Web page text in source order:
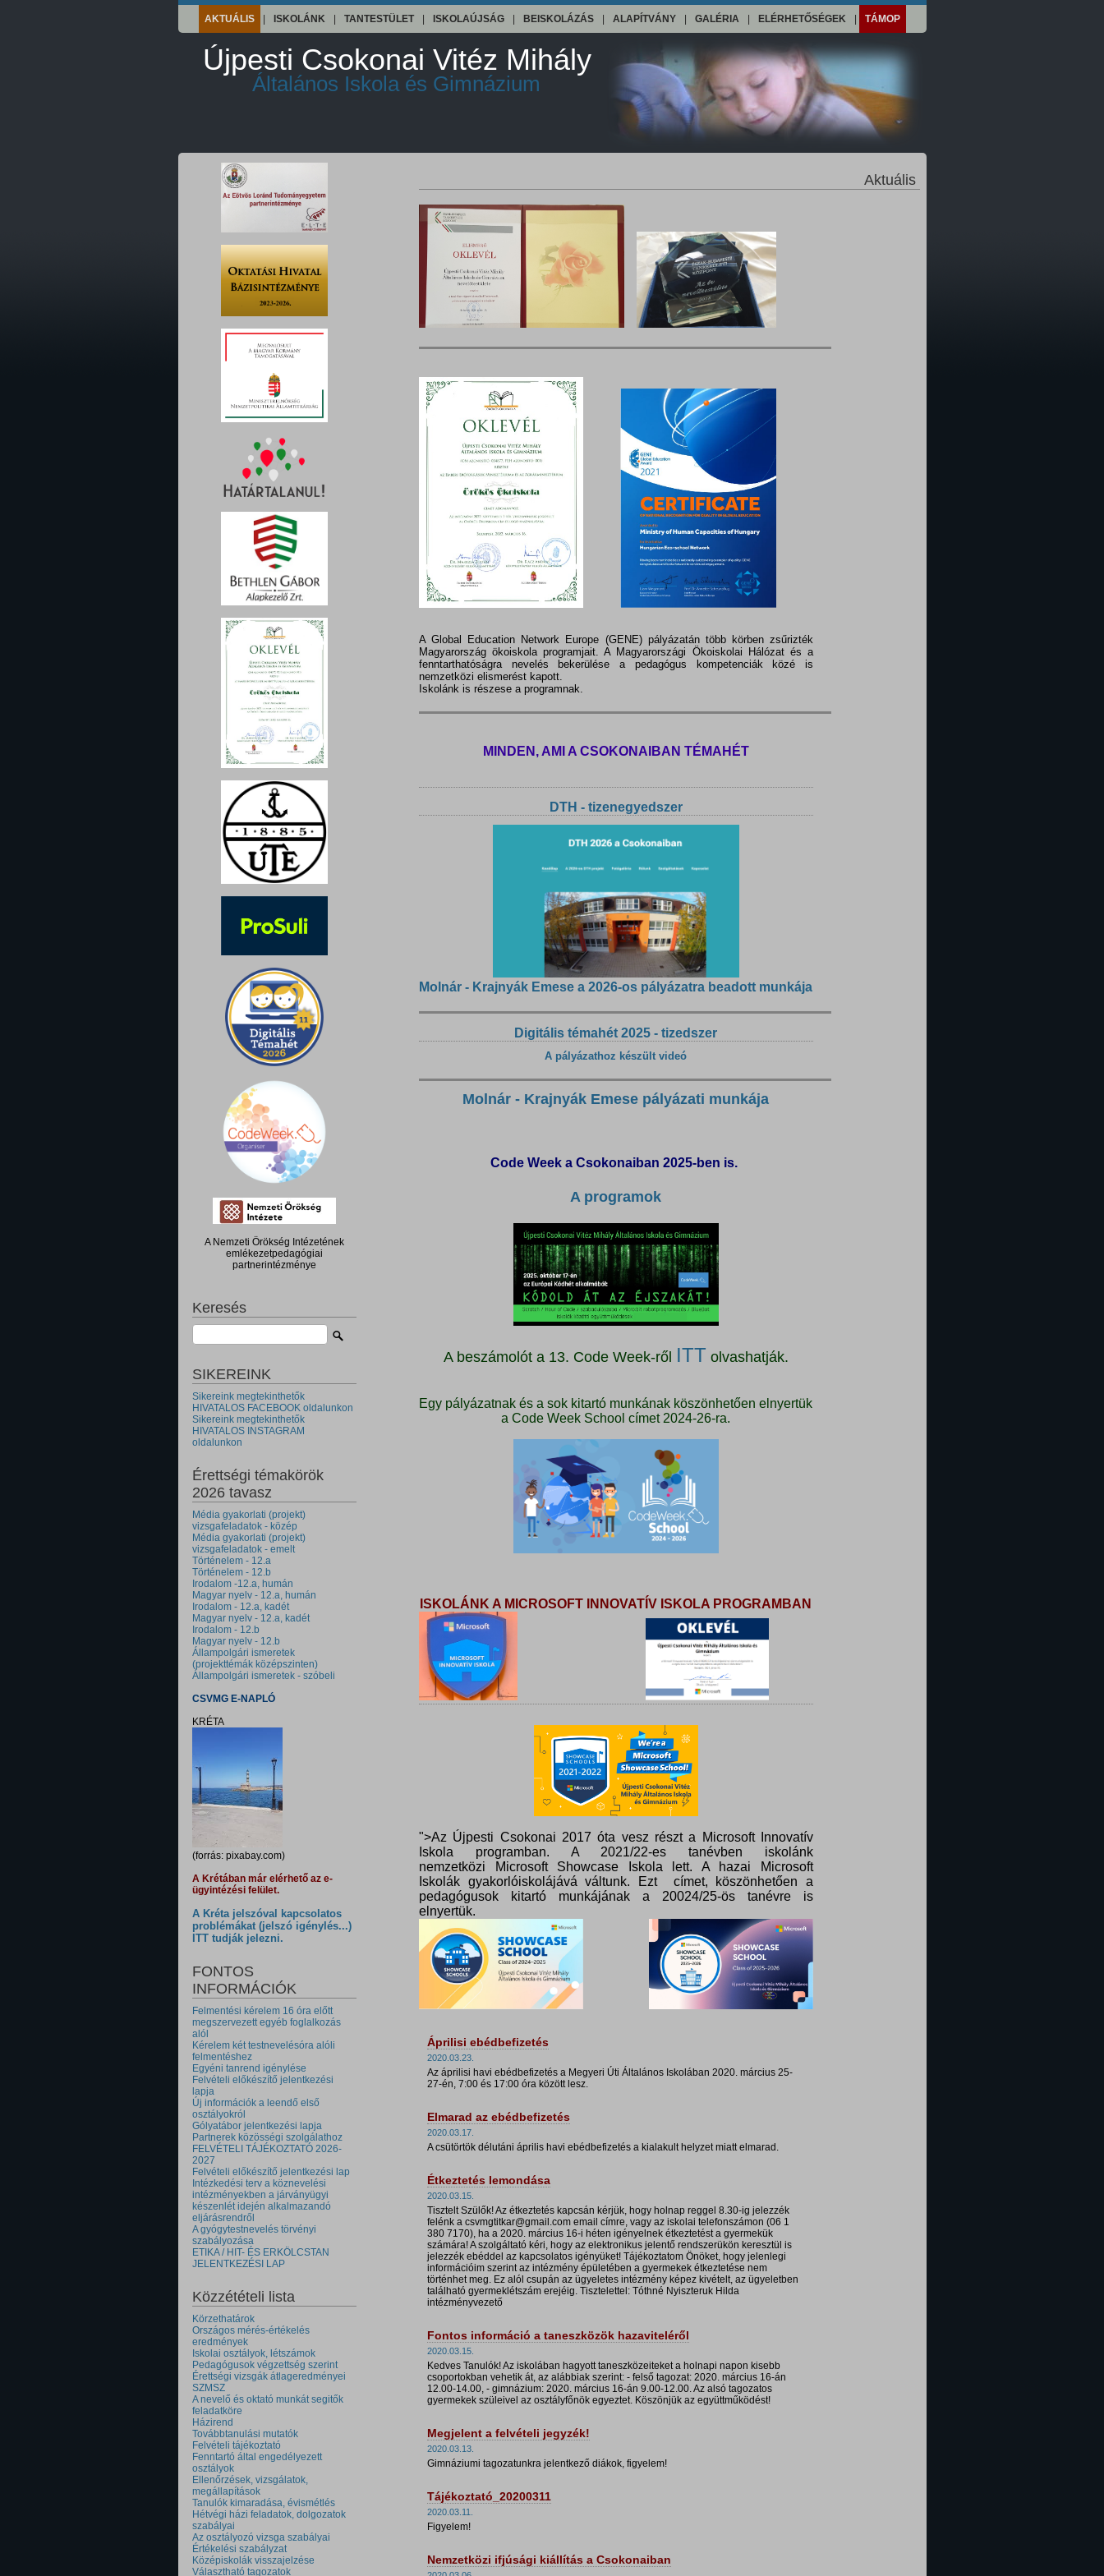
AKTUÁLIS ISKOLÁNK TANTESTÜLET ISKOLAÚJSÁG BEISKOLÁZÁS ALAPÍTVÁNY GALÉRIA ELÉRHETŐSÉGEK TÁMOP
Újpesti Csokonai Vitéz Mihály
Általános Iskola és Gimnázium
A Nemzeti Örökség Intézetének
emlékezetpedagógiai
partnerintézménye
Keresés
SIKEREINK
Sikereink megtekinthetők
HIVATALOS FACEBOOK oldalunkon
Sikereink megtekinthetők
HIVATALOS INSTAGRAM
oldalunkon
Érettségi témakörök
2026 tavasz
Média gyakorlati (projekt)
vizsgafeladatok - közép
Média gyakorlati (projekt)
vizsgafeladatok - emelt
Történelem - 12.a
Történelem - 12.b
Irodalom -12.a, humán
Magyar nyelv - 12.a, humán
Irodalom - 12.a, kadét
Magyar nyelv - 12.a, kadét
Irodalom - 12.b
Magyar nyelv - 12.b
Állampolgári ismeretek
(projekttémák középszinten)
Állampolgári ismeretek - szóbeli
CSVMG E-NAPLÓ
KRÉTA
(forrás: pixabay.com)
A Krétában már elérhető az e-
ügyintézési felület.
A Kréta jelszóval kapcsolatos
problémákat (jelszó igénylés...)
ITT tudják jelezni.
FONTOS
INFORMÁCIÓK
Felmentési kérelem 16 óra előtt
megszervezett egyéb foglalkozás
alól
Kérelem két testnevelésóra alóli
felmentéshez
Egyéni tanrend igénylése
Felvételi előkészítő jelentkezési
lapja
Új információk a leendő első
osztályokról
Gólyatábor jelentkezési lapja
Partnerek közösségi szolgálathoz
FELVÉTELI TÁJÉKOZTATÓ 2026-
2027
Felvételi előkészítő jelentkezési lap
Intézkedési terv a köznevelési
intézményekben a járványügyi
készenlét idején alkalmazandó
eljárásrendről
A gyógytestnevelés törvényi
szabályozása
ETIKA / HIT- ÉS ERKÖLCSTAN
JELENTKEZÉSI LAP
Közzétételi lista
Körzethatárok
Országos mérés-értékelés
eredmények
Iskolai osztályok, létszámok
Pedagógusok végzettség szerint
Érettségi vizsgák átlageredményei
SZMSZ
A nevelő és oktató munkát segitők
feladatköre
Házirend
Továbbtanulási mutatók
Felvételi tájékoztató
Fenntartó által engedélyezett
osztályok
Ellenőrzések, vizsgálatok,
megállapítások
Tanulók kimaradása, évismétlés
Hétvégi házi feladatok, dolgozatok
szabályai
Az osztályozó vizsga szabályai
Értékelési szabályzat
Középiskolák visszajelzése
Választható tagozatok
Aktuális
A Global Education Network Europe (GENE) pályázatán több körben zsűrizték
Magyarország ökoiskola programjait. A Magyarországi Ökoiskolai Hálózat és a
fenntarthatóságra nevelés bekerülése a pedagógus kompetenciák közé is
nemzetközi elismerést kapott.
Iskolánk is részese a programnak.
MINDEN, AMI A CSOKONAIBAN TÉMAHÉT
DTH - tizenegyedszer
Molnár - Krajnyák Emese a 2026-os pályázatra beadott munkája
Digitális témahét 2025 - tizedszer
A pályázathoz készült videó
Molnár - Krajnyák Emese pályázati munkája
Code Week a Csokonaiban 2025-ben is.
A programok
A beszámolót a 13. Code Week-ről ITT olvashatják.
Egy pályázatnak és a sok kitartó munkának köszönhetően elnyertük
a Code Week School címet 2024-26-ra.
ISKOLÁNK A MICROSOFT INNOVATÍV ISKOLA PROGRAMBAN
">Az Újpesti Csokonai 2017 óta vesz részt a Microsoft Innovatív
Iskola programban. A 2021/22-es tanévben iskolánk
nemzetközi Microsoft Showcase Iskola lett. A hazai Microsoft
Iskolák gyakorlóiskolájává váltunk. Ezt címet, köszönhetően a
pedagógusok kitartó munkájának a 20024/25-ös tanévre is
elnyertük.
Áprilisi ebédbefizetés
2020.03.23.
Az áprilisi havi ebédbefizetés a Megyeri Úti Általános Iskolában 2020. március 25-
27-én, 7:00 és 17:00 óra között lesz.
Elmarad az ebédbefizetés
2020.03.17.
A csütörtök délutáni április havi ebédbefizetés a kialakult helyzet miatt elmarad.
Étkeztetés lemondása
2020.03.15.
Tisztelt Szülők! Az étkeztetés kapcsán kérjük, hogy holnap reggel 8.30-ig jelezzék
felénk a csvmgtitkar@gmail.com email címre, vagy az iskolai telefonszámon (06 1
380 7170), ha a 2020. március 16-i héten igényelnek étkeztetést a gyermekük
számára! A szolgáltató kéri, hogy az elektronikus jelentő rendszerükön keresztül is
jelezzék ebéddel az kapcsolatos igényüket! Tájékoztatom Önöket, hogy jelenlegi
információim szerint az intézmény épületében a gyermekek étkeztetése nem
történhet meg. Ez alól csupán az ügyeletes intézmény képez kivételt, az ügyeletben
található gyermeklétszám erejéig. Tisztelettel: Tóthné Nyiszteruk Hilda
intézményvezető
Fontos információ a taneszközök hazaviteléről
2020.03.15.
Kedves Tanulók! Az iskolában hagyott taneszközeiteket a holnapi napon kisebb
csoportokban vehetik át, az alábbiak szerint: - felső tagozat: 2020. március 16-án
12.00-14.00, - gimnázium: 2020. március 16-án 9.00-12.00. Az alsó tagozatos
gyermekek szüleivel az osztályfőnök egyeztet. Köszönjük az együttműködést!
Megjelent a felvételi jegyzék!
2020.03.13.
Gimnáziumi tagozatunkra jelentkező diákok, figyelem!
Tájékoztató_20200311
2020.03.11.
Figyelem!
Nemzetközi ifjúsági kiállítás a Csokonaiban